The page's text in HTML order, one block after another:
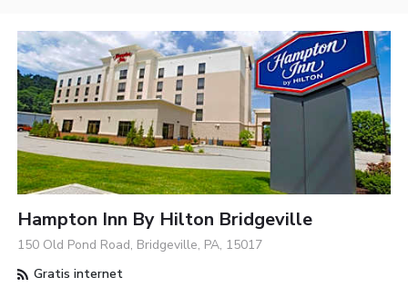
Hampton Inn By Hilton Bridgeville
150 Old Pond Road, Bridgeville, PA, 15017
Gratis internet